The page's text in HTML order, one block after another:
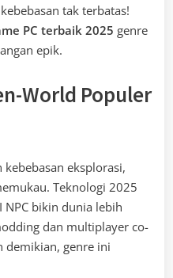
tak terbatas!
PC terbaik 2025 genre
epik.
World Populer
eksplorasi,
Teknologi 2025
NPC bikin dunia lebih
dan multiplayer co-
demikian, genre ini